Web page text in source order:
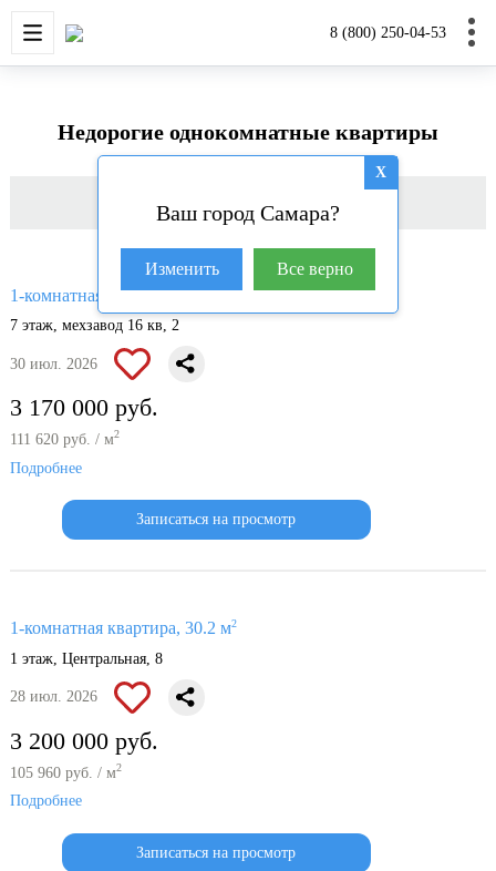
8 (800) 250-04-53
НОВОСТРОЙКИ ДОМА И
X
Ваш город Самара?
Изменить Все верно
Недорогие однокомнатные квартиры
Фильтр
1-комнатная квартира, 28.4 м2
7 этаж, мехзавод 16 кв, 2
30 июл. 2026
3 170 000 руб.
111 620 руб. / м2
Подробнее
Записаться на просмотр
1-комнатная квартира, 30.2 м2
1 этаж, Центральная, 8
28 июл. 2026
3 200 000 руб.
105 960 руб. / м2
Подробнее
Записаться на просмотр